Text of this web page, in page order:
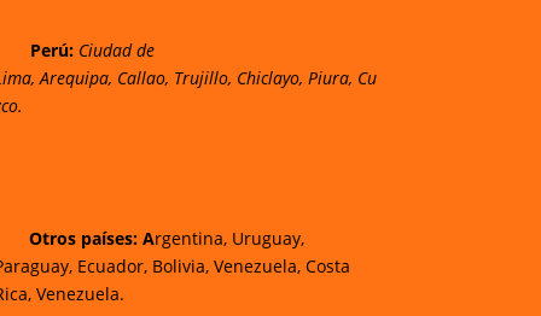
Perú: Ciudad de
,Arequipa, Callao, Trujillo, Chiclayo, Piura, Cu
Otros países: Argentina, Uruguay,
Ecuador, Bolivia, Venezuela, Costa
Venezuela.